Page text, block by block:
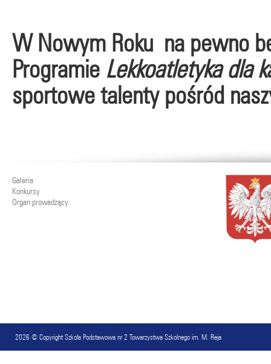
W Nowym Roku na pewno
Programie Lekkoatletyka dla
sportowe talenty pośród
Galeria
Konkursy
Organ prowadzący
2026 © Copyright Szkoła Podstawowa nr 2 Towarzystwa Szkolnego im. M. Reja